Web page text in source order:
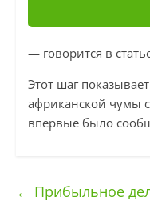
— говорится в
Этот шаг
африканской чумы
впервые было
← Прибыльное